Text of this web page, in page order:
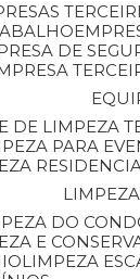
DE
DE LIMPEZA
PARA
DO
E
LIMPEZA